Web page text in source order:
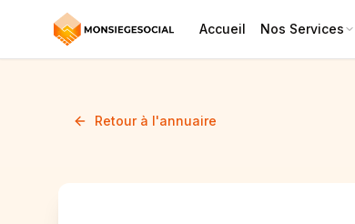
Accueil Nos Services
Retour à l'annuaire